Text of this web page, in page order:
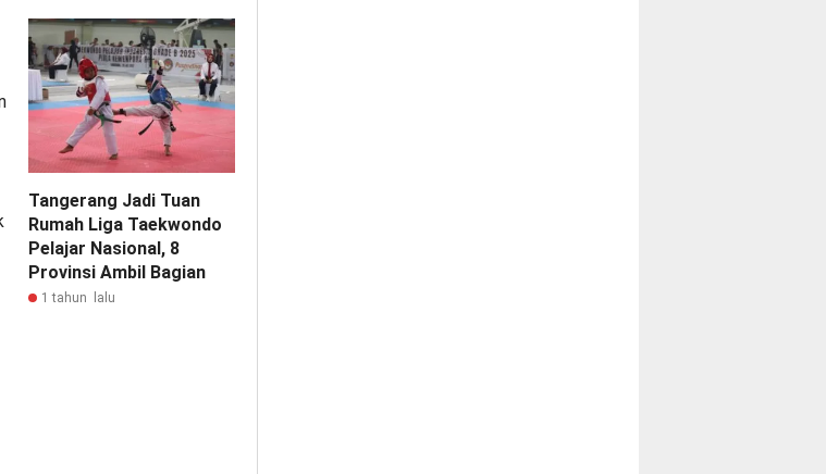
Tangerang Jadi Tuan
Rumah Liga Taekwondo
Pelajar Nasional, 8
Provinsi Ambil Bagian
1 tahun lalu